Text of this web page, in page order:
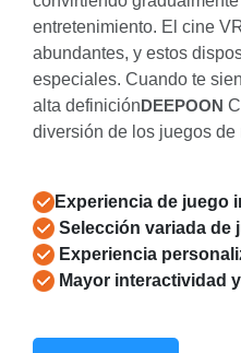
entretenimiento. El cine
abundantes, y estos
especiales. Cuando te
alta definiciónDEEPOON
diversión de los juegos
Experiencia de juego
Selección variada de
Experiencia
Mayor interactividad